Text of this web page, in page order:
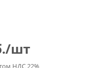
/шт
НДС 22%